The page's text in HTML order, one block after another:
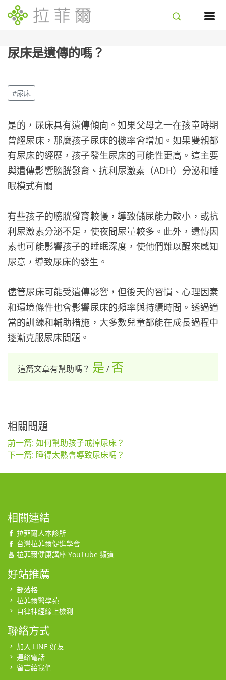
尿床是遺傳的嗎？
#尿床
是的，尿床具有遺傳傾向。如果父母之一在孩童時期
曾經尿床，那麼孩子尿床的機率會增加。如果雙親都
有尿床的經歷，孩子發生尿床的可能性更高。這主要
與遺傳影響膀胱發育、抗利尿激素（ADH）分泌和睡
眠模式有關
有些孩子的膀胱發育較慢，導致儲尿能力較小，或抗
利尿激素分泌不足，使夜間尿量較多。此外，遺傳因
素也可能影響孩子的睡眠深度，使他們難以醒來感知
尿意，導致尿床的發生。
儘管尿床可能受遺傳影響，但後天的習慣、心理因素
和環境條件也會影響尿床的頻率與持續時間。透過適
當的訓練和輔助措施，大多數兒童都能在成長過程中
逐漸克服尿床問題。
這篇文章有幫助嗎？ 是 / 否
相關問題
前一篇: 如何幫助孩子戒掉尿床？
下一篇: 睡得太熟會導致尿床嗎？
相關連結
拉菲爾人本診所
台灣拉菲爾促進學會
拉菲爾健康講座 YouTube 頻道
好站推薦
部落格
拉菲爾醫學苑
自律神經線上檢測
聯絡方式
加入 LINE 好友
連絡電話
留言給我們